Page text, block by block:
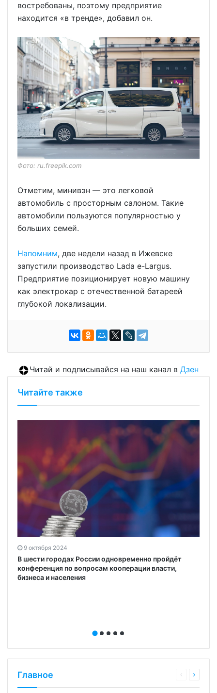
востребованы, поэтому предприятие
находится «в тренде», добавил он.
Фото: ru.freepik.com
Отметим, минивэн — это легковой
автомобиль с просторным салоном. Такие
автомобили пользуются популярностью у
больших семей.
Напомним, две недели назад в Ижевске
запустили производство Lada e-Largus.
Предприятие позиционирует новую машину
как электрокар с отечественной батареей
глубокой локализации.
Читай и подписывайся на наш канал в Дзен
Читайте также
9 октября 2024
В шести городах России одновременно пройдёт
конференция по вопросам кооперации власти,
бизнеса и населения
Главное